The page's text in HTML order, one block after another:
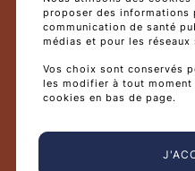
ARS, ministère chargé de
représentants des
démarche donnera lieu
d’orienter les travaux
proposer des informations
communication de santé
médias et pour les réseaux
Vos choix sont conservés
les modifier à tout
cookies en bas de page.